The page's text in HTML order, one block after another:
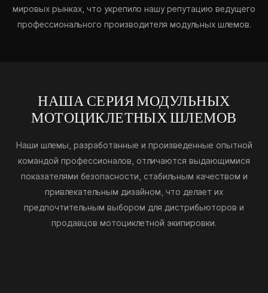
мировых рынках, что укрепило нашу репутацию ведущего
профессионального производителя модульных шлемов.
НАША СЕРИЯ МОДУЛЬНЫХ
МОТОЦИКЛЕТНЫХ ШЛЕМОВ
Наши шлемы, разработанные и произведенные опытной
командой профессионалов, отличаются выдающимися
показателями безопасности, стабильным качеством и
привлекательным дизайном, что делает их
предпочтительным выбором для дистрибьюторов и
продавцов мотоциклетной экипировки.